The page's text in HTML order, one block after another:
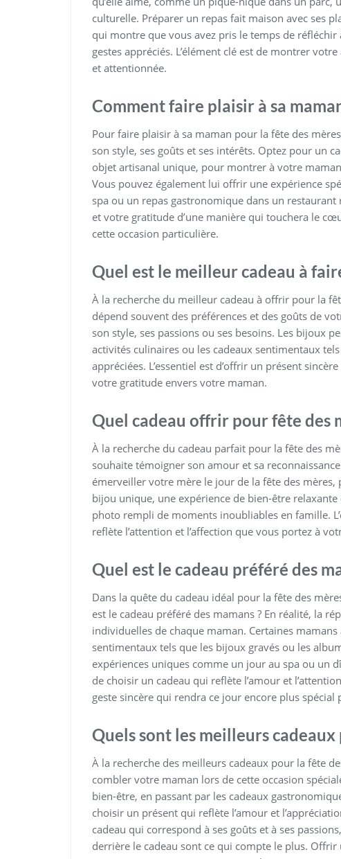
culturelle. Préparer un repas fait maison avec ses
qui montre que vous avez pris le temps de
gestes appréciés. L’élément clé est de montrer
et attentionnée.
Comment faire plaisir à sa
Pour faire plaisir à sa maman pour la fête des
son style, ses goûts et ses intérêts. Optez pour un
objet artisanal unique, pour montrer à votre
Vous pouvez également lui offrir une expérience
spa ou un repas gastronomique dans un
et votre gratitude d’une manière qui touchera le
cette occasion particulière.
Quel est le meilleur cadeau à
À la recherche du meilleur cadeau à offrir pour la
dépend souvent des préférences et des goûts de
son style, ses passions ou ses besoins. Les bijoux
activités culinaires ou les cadeaux sentimentaux
appréciées. L’essentiel est d’offrir un présent
votre gratitude envers votre maman.
Quel cadeau offrir pour fête des
À la recherche du cadeau parfait pour la fête des
souhaite témoigner son amour et sa
émerveiller votre mère le jour de la fête des mères,
bijou unique, une expérience de bien-être
photo rempli de moments inoubliables en famille.
reflète l’attention et l’affection que vous portez à
Quel est le cadeau préféré des
Dans la quête du cadeau idéal pour la fête des
est le cadeau préféré des mamans ? En réalité, la
individuelles de chaque maman. Certaines
sentimentaux tels que les bijoux gravés ou les
expériences uniques comme un jour au spa ou un
de choisir un cadeau qui reflète l’amour et
geste sincère qui rendra ce jour encore plus spécial
Quels sont les meilleurs cadeaux
À la recherche des meilleurs cadeaux pour la fête
combler votre maman lors de cette occasion
bien-être, en passant par les cadeaux
choisir un présent qui reflète l’amour et
cadeau qui correspond à ses goûts et à ses
derrière le cadeau sont ce qui compte le plus.